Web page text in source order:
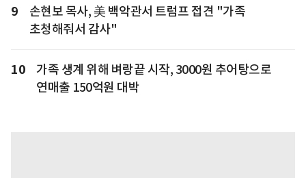
9
손현보 목사, 美 백악관서 트럼프 접견 "가족
초청해줘서 감사"
10
가족 생계 위해 벼랑끝 시작, 3000원 추어탕으로
연매출 150억원 대박